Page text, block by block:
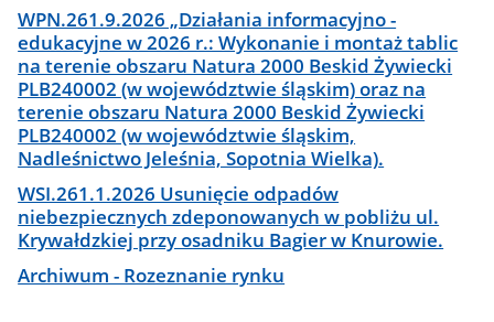
WPN.261.9.2026 „Działania informacyjno -
edukacyjne w 2026 r.: Wykonanie i montaż tablic
na terenie obszaru Natura 2000 Beskid Żywiecki
PLB240002 (w województwie śląskim) oraz na
terenie obszaru Natura 2000 Beskid Żywiecki
PLB240002 (w województwie śląskim,
Nadleśnictwo Jeleśnia, Sopotnia Wielka).
WSI.261.1.2026 Usunięcie odpadów
niebezpiecznych zdeponowanych w pobliżu ul.
Krywałdzkiej przy osadniku Bagier w Knurowie.
Archiwum - Rozeznanie rynku